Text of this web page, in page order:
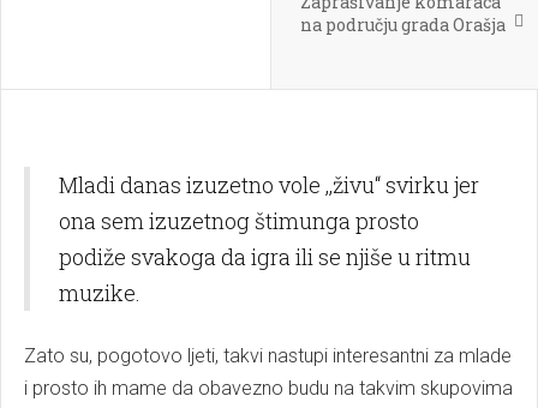
na području grada Orašja
Mladi danas izuzetno vole ,,živu“ svirku jer
ona sem izuzetnog štimunga prosto
podiže svakoga da igra ili se njiše u ritmu
muzike.
Zato su, pogotovo ljeti, takvi nastupi interesantni za mlade
i prosto ih mame da obavezno budu na takvim skupovima